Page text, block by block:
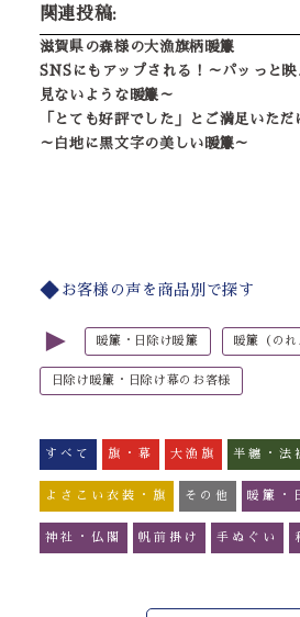
関連投稿:
滋賀県の森様の大漁旗柄暖簾
SNSにもアップされる！～パッっと
見ないような暖簾～
「とても好評でした」とご満足いただ
～白地に黒文字の美しい暖簾～
お客様の声を商品別で探す
► 暖簾・日除け暖簾 暖簾（の
日除け暖簾・日除け幕のお客様
すべて 旗・幕 大漁旗 半纏・法
よさこい衣装・旗 その他 暖簾・
神社・仏閣 帆前掛け 手ぬぐい